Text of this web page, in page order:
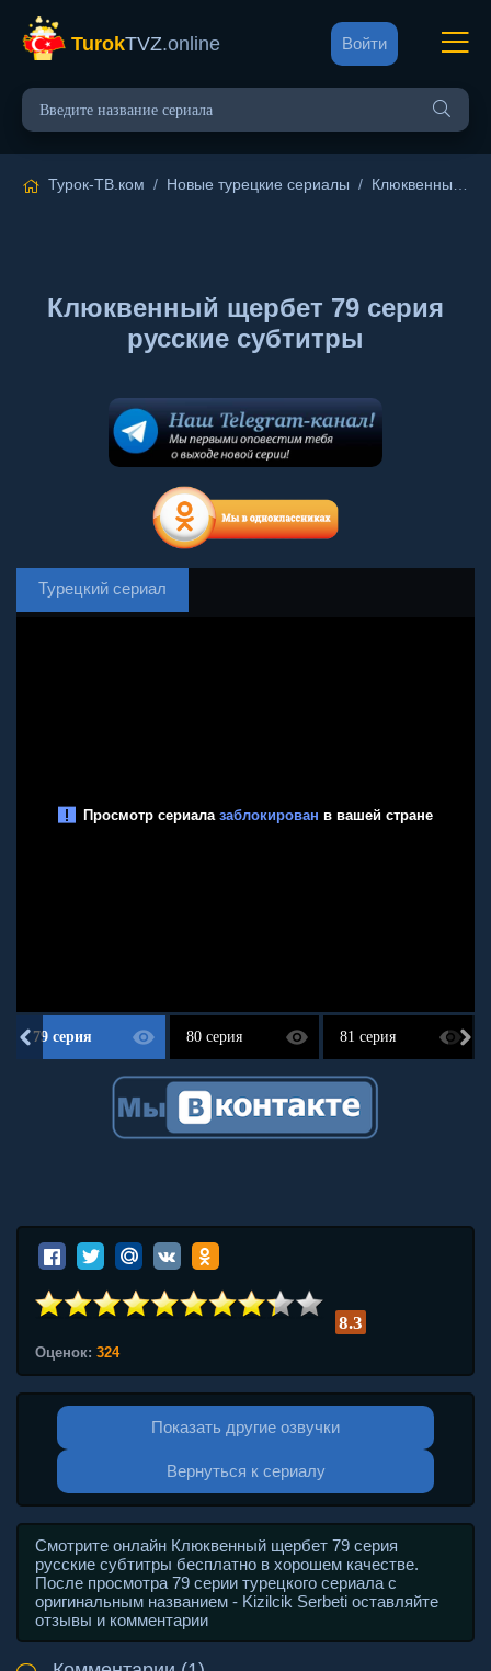
TurokTVZ.online Войти
Турок-ТВ.ком / Новые турецкие сериалы / Клюквенный щербет
Клюквенный щербет 79 серия
русские субтитры
Турецкий сериал
79 серия 80 серия 81 серия
8.3
Оценок: 324
Показать другие озвучки
Вернуться к сериалу
Смотрите онлайн Клюквенный щербет 79 серия
русские субтитры бесплатно в хорошем качестве.
После просмотра 79 серии турецкого сериала с
оригинальным названием - Kizilcik Serbeti оставляйте
отзывы и комментарии